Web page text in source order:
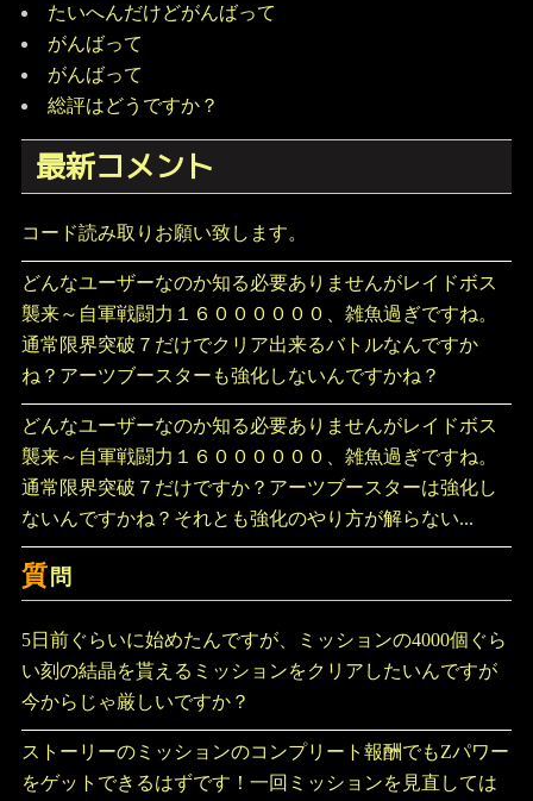
たいへんだけどがんばって
がんばって
がんばって
総評はどうですか？
最新コメント
コード読み取りお願い致します。
どんなユーザーなのか知る必要ありませんがレイドボス
襲来～自軍戦闘力１６００００００、雑魚過ぎですね。
通常限界突破７だけでクリア出来るバトルなんですか
ね？アーツブースターも強化しないんですかね？
どんなユーザーなのか知る必要ありませんがレイドボス
襲来～自軍戦闘力１６００００００、雑魚過ぎですね。
通常限界突破７だけですか？アーツブースターは強化し
ないんですかね？それとも強化のやり方が解らない...
質 問
5日前ぐらいに始めたんですが、ミッションの4000個ぐら
い刻の結晶を貰えるミッションをクリアしたいんですが
今からじゃ厳しいですか？
ストーリーのミッションのコンプリート報酬でもZパワー
をゲットできるはずです！一回ミッションを見直しては